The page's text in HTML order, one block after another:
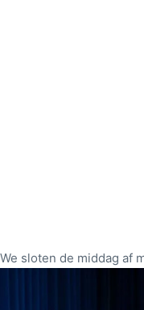
We sloten de middag af